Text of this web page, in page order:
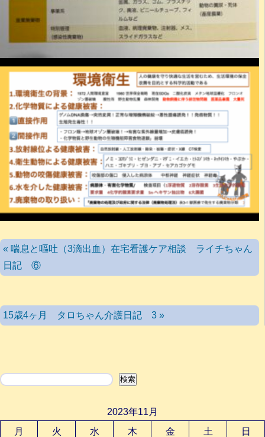
« 喘息と嘔吐（3滴出血）在宅看護ケア相談 ライチちゃん
日記 ⑥
15歳4ヶ月 タロちゃん介護日記 3 »
検索 検索
2023年11月
月
火 水 木 金 土 日